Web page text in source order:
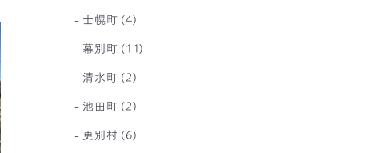
士幌町 (4)
幕別町 (11)
清水町 (2)
池田町 (2)
更別村 (6)